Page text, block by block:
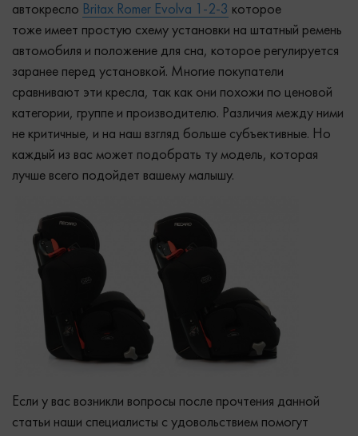
автокресло Britax Romer Evolva 1-2-3 которое
тоже имеет простую схему установки на штатный ремень
автомобиля и положение для сна, которое регулируется
заранее перед установкой. Многие покупатели
сравнивают эти кресла, так как они похожи по ценовой
категории, группе и производителю. Различия между ними
не критичные, и на наш взгляд больше субъективные. Но
каждый из вас может подобрать ту модель, которая
лучше всего подойдет вашему малышу.
Если у вас возникли вопросы после прочтения данной
статьи наши специалисты с удовольствием помогут